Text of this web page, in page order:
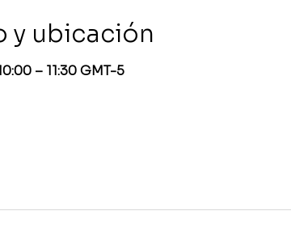
y ubicación
– 11:30 GMT-5